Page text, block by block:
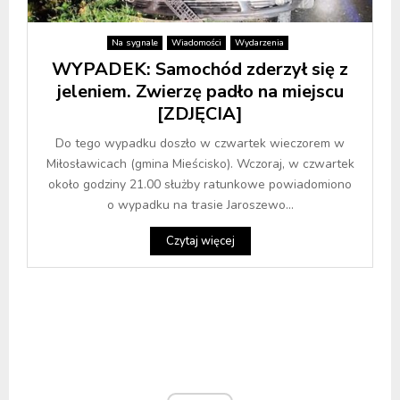
Na sygnale Wiadomości Wydarzenia
WYPADEK: Samochód zderzył się z
jeleniem. Zwierzę padło na miejscu
[ZDJĘCIA]
Do tego wypadku doszło w czwartek wieczorem w
Miłosławicach (gmina Mieścisko). Wczoraj, w czwartek
około godziny 21.00 służby ratunkowe powiadomiono
o wypadku na trasie Jaroszewo...
Czytaj więcej